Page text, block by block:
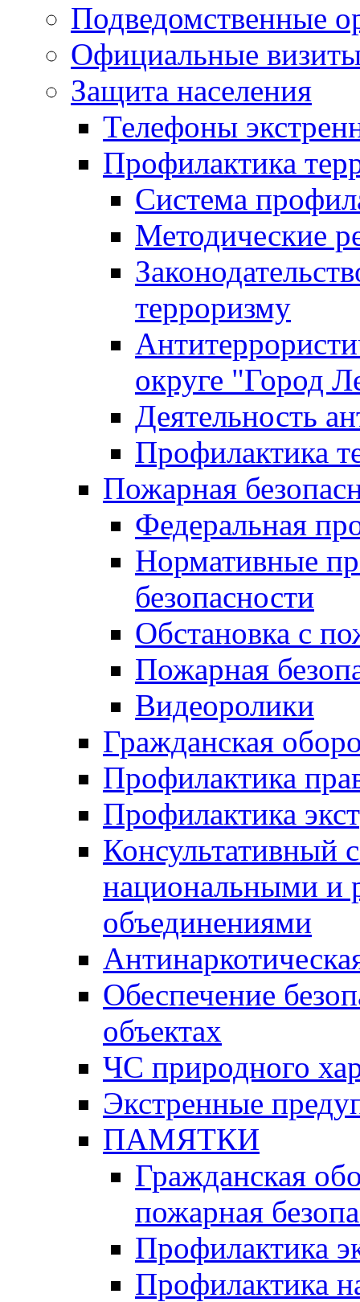
Подведомственные
Официальные
Защита населения
Телефоны
Профилактика
Система
Методические
терроризму
округе "Город
Деятельность
Профилактика
Пожарная
Федеральная
Нормативные
безопасности
Обстановка с
Пожарная
Видеоролики
Гражданская
Профилактика
Профилактика
Консультативный
национальными и
объединениями
Обеспечение
объектах
ЧС природного
Экстренные
ПАМЯТКИ
Гражданская
пожарная
Профилактика
Профилактика